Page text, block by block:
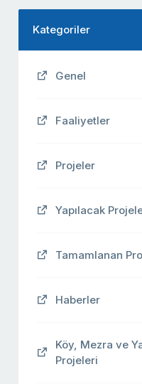
Kategoriler
Genel
Faaliyetler
Projeler
Yapılacak
Tamamlanan
Haberler
Köy, Mezra ve
Projeleri